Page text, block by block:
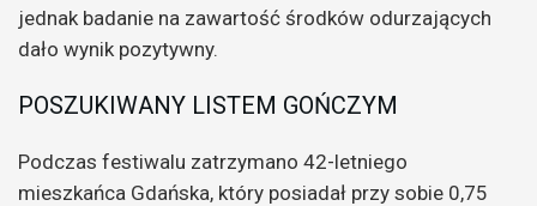
jednak badanie na zawartość środków odurzających
dało wynik pozytywny.
POSZUKIWANY LISTEM GOŃCZYM
Podczas festiwalu zatrzymano 42-letniego
mieszkańca Gdańska, który posiadał przy sobie 0,75